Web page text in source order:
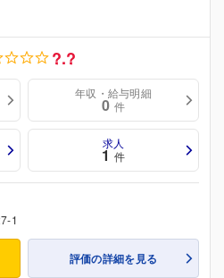
?.?
年収・給与明細
0 件
求人
1 件
1
評価の詳細を見る